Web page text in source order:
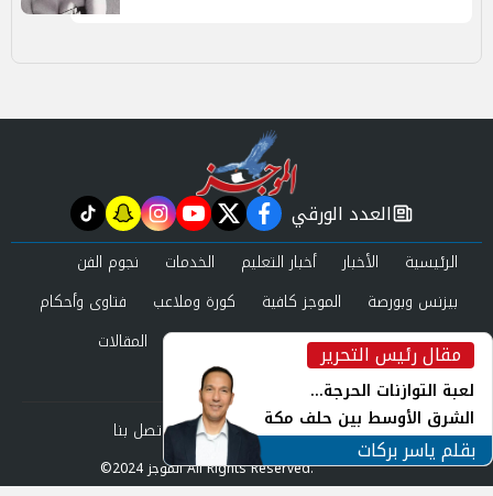
مقال رئيس التحرير
لعبة التوازنات الحرجة...
الشرق الأوسط بين حلف مكة
ورياح طهران
بقلم ياسر بركات
newspaper
العدد الورقي facebook
twitter
youtube
instagram
snapchat
tiktok
الرئيسية الأخبار أخبار التعليم الخدمات
نجوم الفن
بيزنس وبورصة
الموجز كافية كورة وملاعب
فتاوى وأحكام
صحة وجمال
عرب وعالم حوادث ومحاكم
المقالات
العدد الورقي
من نحن
سياسة الخصوصية اتصل بنا
©2024 الموجز All Rights Reserved.